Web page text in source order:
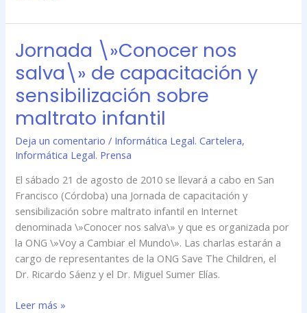
Jornada \»Conocer nos
salva\» de capacitación y
sensibilización sobre
maltrato infantil
Deja un comentario / Informática Legal. Cartelera,
Informática Legal. Prensa
El sábado 21 de agosto de 2010 se llevará a cabo en San
Francisco (Córdoba) una Jornada de capacitación y
sensibilización sobre maltrato infantil en Internet
denominada \»Conocer nos salva\» y que es organizada por
la ONG \»Voy a Cambiar el Mundo\». Las charlas estarán a
cargo de representantes de la ONG Save The Children, el
Dr. Ricardo Sáenz y el Dr. Miguel Sumer Elías.
Jornada
nos
salva\»
capacitación
y
sensibilización
maltrato
infantil
Leer más »